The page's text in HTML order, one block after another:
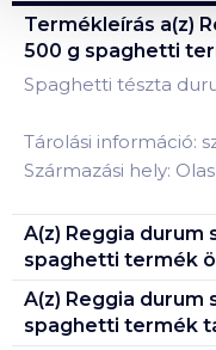
Termékleírás a(z)
500 g spaghetti
Spaghetti tészta
Tárolási információ:
Származási hely:
A(z) Reggia durum
spaghetti termék
A(z) Reggia durum
spaghetti termék